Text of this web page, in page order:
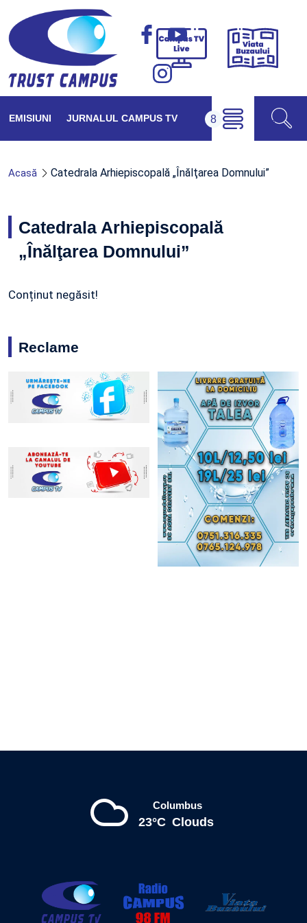
Campus
Viața
EMISIUNI JURNALUL CAMPUS TV
Acasă Catedrala Arhiepiscopală „Înălţarea Domnului”
Catedrala Arhiepiscopală
„Înălţarea Domnului”
Conținut negăsit!
Reclame
Columbus
23°C Clouds